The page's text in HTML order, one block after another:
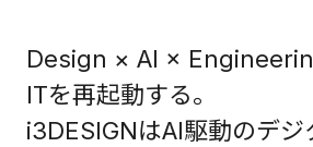
Design × AI ×
ITを再起動する。
i3DESIGNはAI駆動のデジ